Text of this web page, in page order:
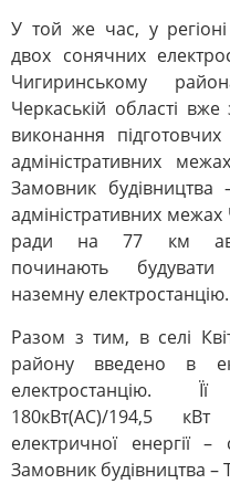
У той же час, у
двох сонячних
Чигиринському
Черкаській області
виконання
адміністративних
Замовник
адміністративних межах
ради на 77 км
починають
наземну
Разом з тим, в селі
району введено в
електростанцію.
180кВт(АС)/194,5
електричної енергії
Замовник будівництва –